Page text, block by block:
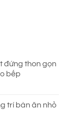
đứng thon gọn
bếp
trí bàn ăn nhỏ